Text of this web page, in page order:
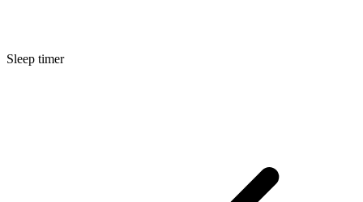
Sleep timer